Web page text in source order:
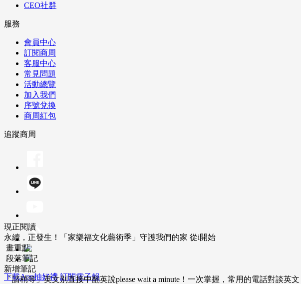
CEO社群
服務
會員中心
訂閱商周
客服中心
常見問題
活動總覽
加入我們
序號兌換
商周紅包
追蹤商周
下載App抽好禮 訂閱電子報
現正閱讀
永續，正發生！「家樂福文化藝術季」守護我們的家 從i開始
畫重點
段落筆記
新增筆記
「請稍等」英文別直接中翻英說please wait a minute！一次掌握，常用的電話對談英文